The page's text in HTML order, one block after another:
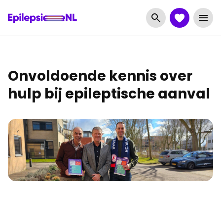
Onvoldoende kennis over
hulp bij epileptische aanval